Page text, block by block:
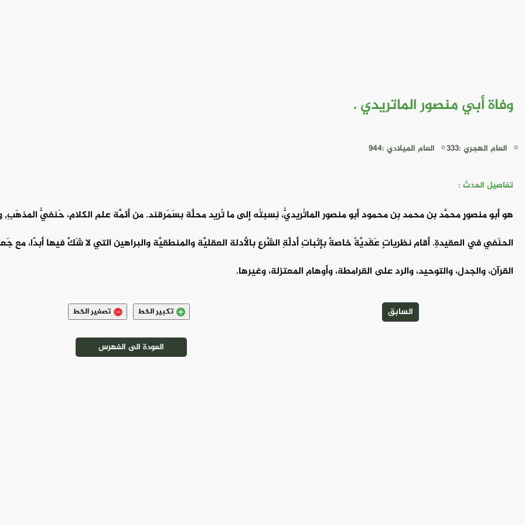
وفاة أبي منصور الماتريدي .
العام الهجري :333 العام الميلادي :944
تفاصيل الحدث :
هو أبو منصورٍ محمَّد بن محمد بن محمود أبو منصور الماتُريديُّ، نِسبتُه إلى ما تُريد محلَّة بسَمَرقند. من أئمَّة علم الكلامِ، حَنفيُّ المذهَبِ,
الحنَفي في العقيدةِ. أقام نظرياتٍ عَقَديَّةً خاصةً بإثباتِ أدلَّةِ الشَّرعِ بالأدلة العقليَّة والمنطقيَّة والبراهين التي لا شَكَّ فيها أبدًا،
القرآن، والجدل، والتوحيد، والرد على القرامطة، وأوهام المعتزلة، وغيرها.
السابق تكبير الخط تصغير الخط
العودة الى الفهرس